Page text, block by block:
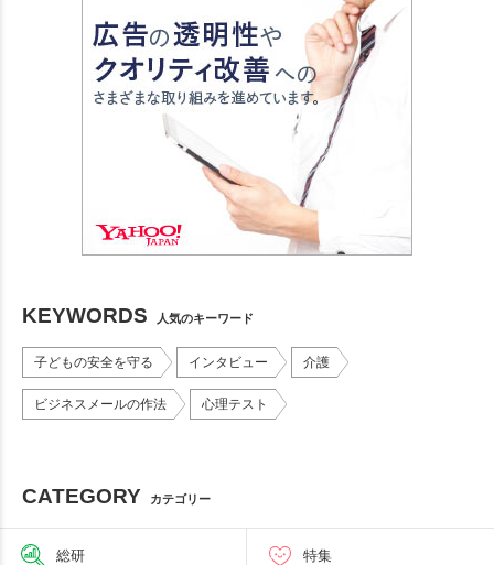
KEYWORDS 人気のキーワード
子どもの安全を守る インタビュー 介護
ビジネスメールの作法 心理テスト
CATEGORY カテゴリー
総研 特集